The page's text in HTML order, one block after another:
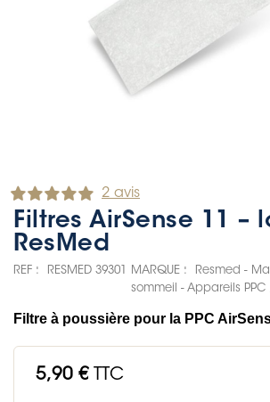
2 avis
Filtres AirSense 11 –
ResMed
REF : RESMED 39301 MARQUE :
Resmed -
sommeil - Appareils PPC
Filtre à poussière pour la PPC
5,90 € TTC